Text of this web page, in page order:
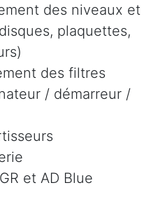
des niveaux et
plaquettes,
des filtres
/ démarreur /
et AD Blue